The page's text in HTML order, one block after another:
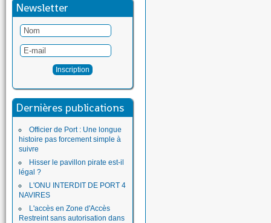
Newsletter
Dernières publications
Officier de Port : Une longue
histoire pas forcement simple à
suivre
Hisser le pavillon pirate est-il
légal ?
L'ONU INTERDIT DE PORT 4
NAVIRES
L'accès en Zone d'Accès
Restreint sans autorisation dans